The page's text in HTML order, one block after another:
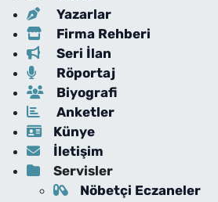
Yazarlar
Firma Rehberi
Seri İlan
Röportaj
Biyografi
Anketler
Künye
İletişim
Servisler
Nöbetçi Eczaneler